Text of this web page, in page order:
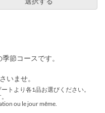
節コースです。
いませ。
トより各1品お選びください。
ou le jour même.